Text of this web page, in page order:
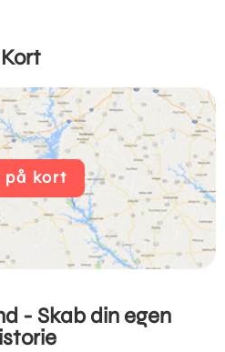
Kort
på kort
- Skab din egen